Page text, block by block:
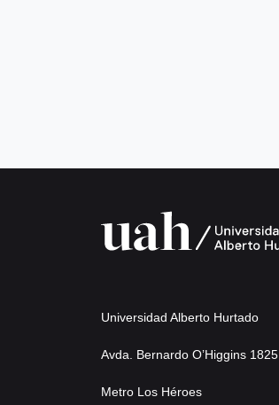
Universidad Alberto Hurtado
Avda. Bernardo O’Higgins 1825
Metro Los Héroes